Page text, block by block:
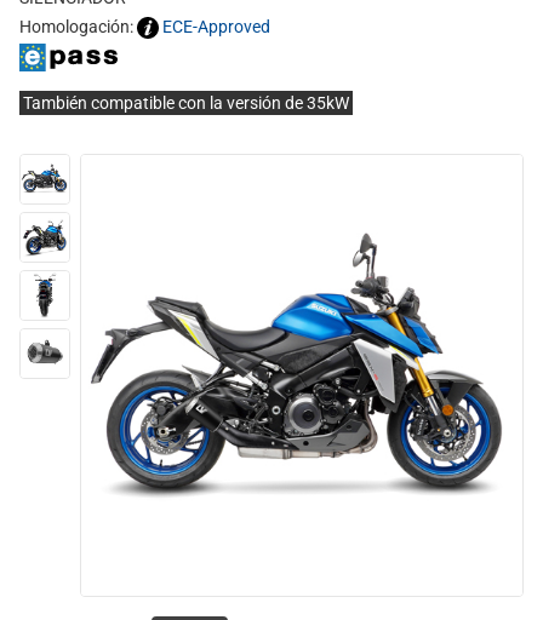
Homologación:
ECE-Approved
También compatible con la versión de 35kW